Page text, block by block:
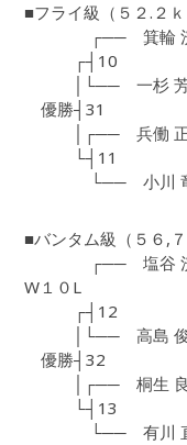
■フライ級（５２.２
┌── 箕輪 洸葉（
┌┤10
│└── 一杉 芳樹
優勝┤31
│┌── 兵働 正行
└┤11
└── 小川 竜輔
■バンタム級（５６,
┌── 塩谷 洸太
W１０L
┌┤12
│└── 高島 俊哉
優勝┤32
│┌── 桐生 良昭
└┤13
└── 有川 直毅（